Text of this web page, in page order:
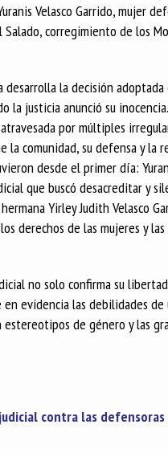
Velasco Garrido, mujer
Salado, corregimiento de los
desarrolla la decisión
la justicia anunció su
por múltiples
la comunidad, su defensa y la
desde el primer día:
que buscó desacreditar y
Yirley Judith Velasco
derechos de las mujeres y
no solo confirma su
en evidencia las debilidades
de género y las
contra las